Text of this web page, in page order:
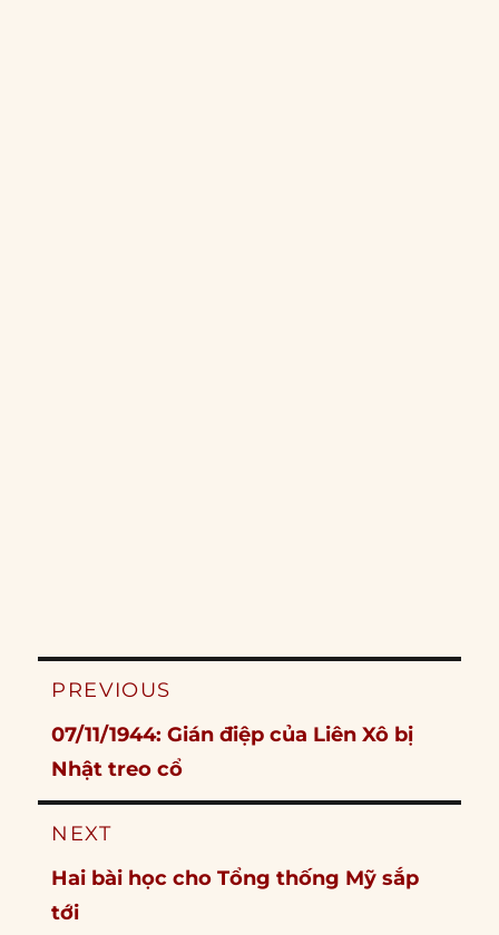
Post
PREVIOUS
Previous
post:
07/11/1944: Gián điệp của Liên Xô bị
Nhật treo cổ
NEXT
Next
post:
Hai bài học cho Tổng thống Mỹ sắp
tới